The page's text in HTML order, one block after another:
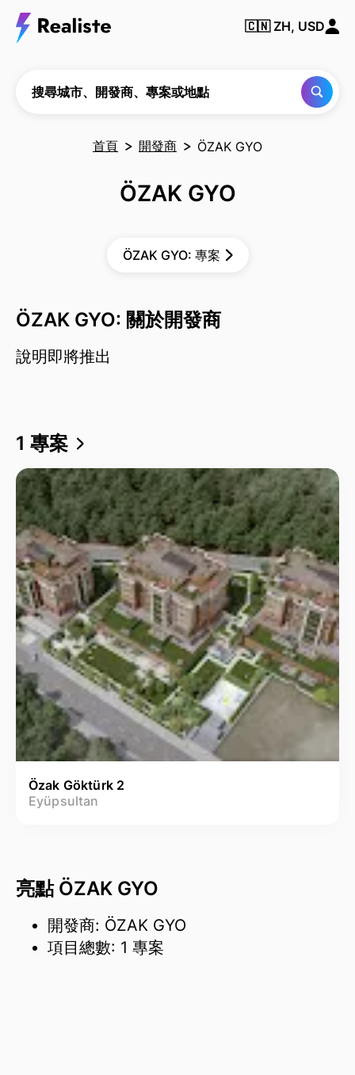
點
🇨🇳ZH, USD
搜尋城市、開發商、專案或地點
首頁 開發商 ÖZAK GYO
ÖZAK GYO
ÖZAK GYO: 專案
ÖZAK GYO: 關於開發商
說明即將推出
1 專案
Özak Göktürk 2
Eyüpsultan
亮點 ÖZAK GYO
開發商: ÖZAK GYO
項目總數: 1 專案